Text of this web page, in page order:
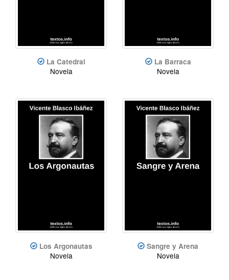
La Catedral
Novela
La Barraca
Novela
Los Argonautas
Novela
Sangre y Arena
Novela